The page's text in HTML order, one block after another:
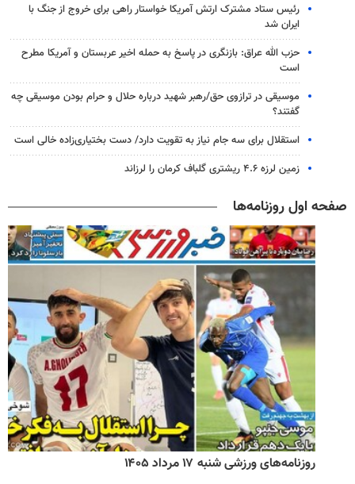
رئیس ستاد مشترک ارتش آمریکا خواستار راهی برای خروج از جنگ با
ایران شد
حزب الله عراق: بازنگری در پاسخ به حمله اخیر عربستان و آمریکا مطرح
است
موسیقی در ترازوی حق/رهبر شهید درباره حلال و حرام بودن موسیقی چه
گفتند؟
استقلال برای سه جام نیاز به تقویت دارد/ دست بختیاری‌زاده خالی است
زمین لرزه ۴.۶ ریشتری گلباف کرمان را لرزاند
صفحه اول روزنامه‌ها
روزنامه‌های ورزشی شنبه ۱۷ مرداد ۱۴۰۵